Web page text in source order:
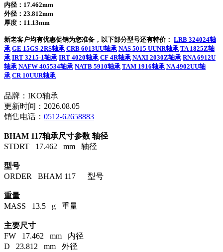
内径：17.462mm
外径：23.812mm
厚度：11.13mm
新老客户均有优惠促销为您准备，以下部分型号还有特价： LRB 324024轴
承 GE 15GS-2RS轴承 CRB 6013UU轴承 NAS 5015 UUNR轴承 TA 1825Z轴
承 IRT 3215-1轴承 IRT 4020轴承 CF 4R轴承 NAXI 2030Z轴承 RNA 6912U
轴承 NAFW 405534轴承 NATB 5910轴承 TAM 1916轴承 NA 4902UU轴
承 CR 10UUR轴承
品牌：IKO轴承
更新时间：2026.08.05
销售电话： 0512-62658883
BHAM 117轴承尺寸参数 轴径
STDRT 17.462 mm 轴径
型号
ORDER BHAM 117 型号
重量
MASS 13.5 g 重量
主要尺寸
FW 17.462 mm 内径
D 23.812 mm 外径